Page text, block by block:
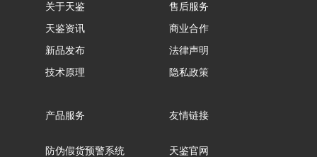
关于天鉴
天鉴资讯
新品发布
技术原理
售后服务
商业合作
法律声明
隐私政策
产品服务
防伪假货预警系统
友情链接
天鉴官网